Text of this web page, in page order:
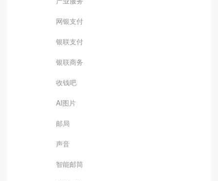
网银支付
银联支付
银联商务
收钱吧
AI图片
邮局
声音
智能邮筒